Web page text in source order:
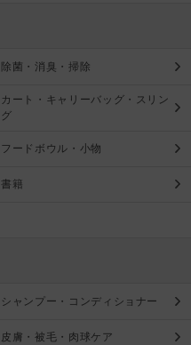
除菌・消臭・掃除
カート・キャリーバッグ・スリン
グ
フードボウル・小物
書籍
シャンプー・コンディショナー
皮膚・被毛・肉球ケア